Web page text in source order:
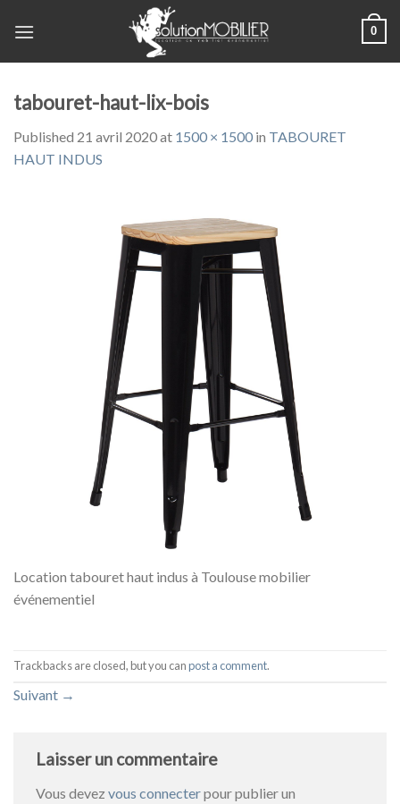
0
tabouret-haut-lix-bois
Published 21 avril 2020at 1500 × 1500 in TABOURET
HAUT INDUS
Location tabouret haut indus à Toulouse mobilier
événementiel
Trackbacks are closed, but you canpost a comment.
Suivant →
Laisser un commentaire
Vous devez vous connecterpour publier un